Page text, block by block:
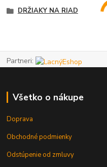
DRŽIAKY NA RIAD
Partneri:
Všetko o nákupe
Doprava
Obchodné podmienky
Odstúpenie od zmluvy